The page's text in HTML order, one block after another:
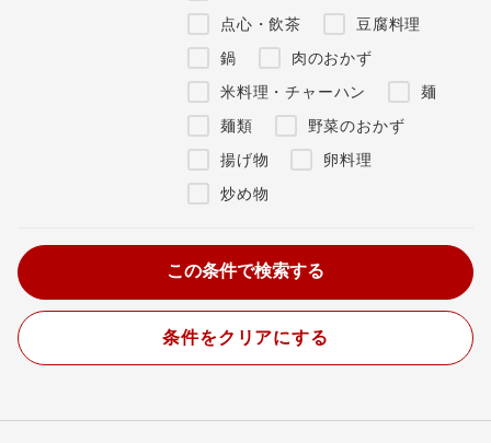
点心・飲茶
豆腐料理
鍋
肉のおかず
米料理・チャーハン
麺
麺類
野菜のおかず
揚げ物
卵料理
炒め物
条件をクリアにする